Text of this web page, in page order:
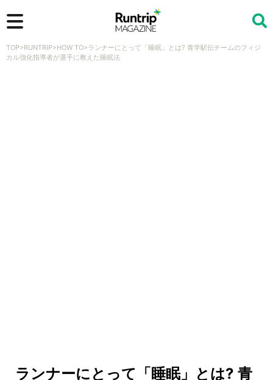
検索
TOP>RUNTRIP>HOW TO>ランナーにとって「睡眠」とは? 青学駅伝チームのフィジ
カル強化指導者が選手に教えた睡眠法
ランナーにとって「睡眠」とは? 青